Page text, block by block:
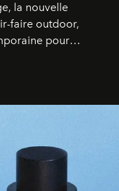
la nouvelle
faire outdoor,
pour